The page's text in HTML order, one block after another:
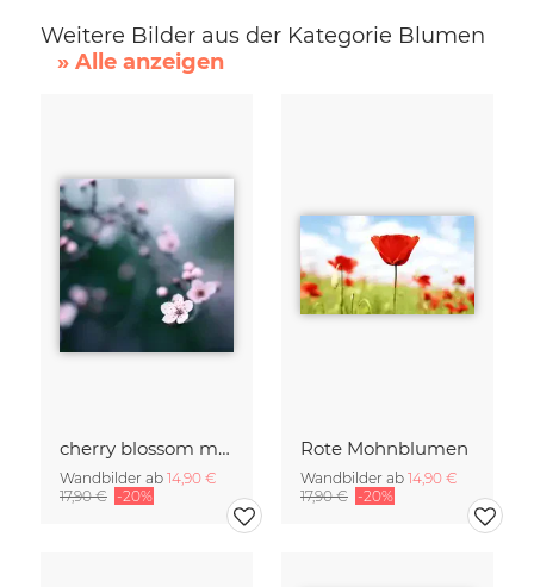
Weitere Bilder aus der Kategorie Blumen
» Alle anzeigen
cherry blossom moments II
Wandbilder ab 14,90 €
17,90 € -20%
Rote Mohnblumen
Wandbilder ab 14,90 €
17,90 € -20%